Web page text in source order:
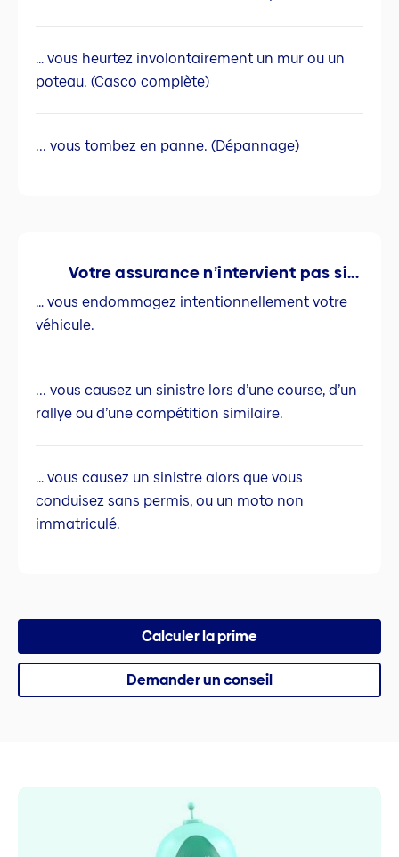
… vous heurtez involontairement un mur ou un
poteau. (Casco complète)
... vous tombez en panne. (Dépannage)
Votre assurance n’intervient pas si...
… vous endommagez intentionnellement votre
véhicule.
... vous causez un sinistre lors d’une course, d’un
rallye ou d’une compétition similaire.
… vous causez un sinistre alors que vous
conduisez sans permis, ou un moto non
immatriculé.
Calculer la prime
Demander un conseil